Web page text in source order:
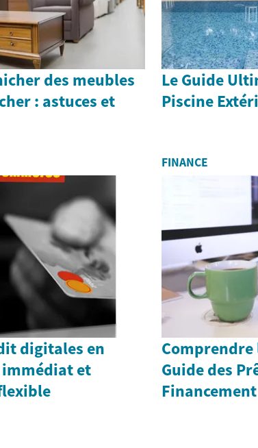
des meubles
: astuces et
Le Guide
Piscine
digitales en
immédiat et
FINANCE
Comprendre
Guide des
Financement